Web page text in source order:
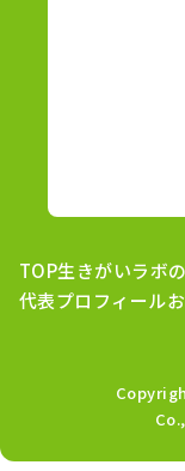
TOP生きがいラボ
代表プロフィール